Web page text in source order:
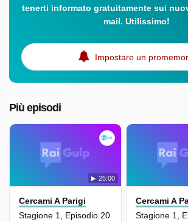
tenerti informato gratuitamente sui
mail. Utilissimo!
Impostare un
Più episodi
25:00
Cercami A Parigi
Stagione 1, Episodio 20
Cercami A
Stagione 1,